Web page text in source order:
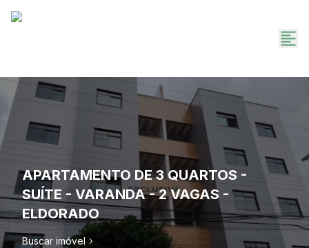
APARTAMENTO DE 3 QUARTOS -
SUÍTE - VARANDA - 2 VAGAS -
ELDORADO
Buscar imóvel